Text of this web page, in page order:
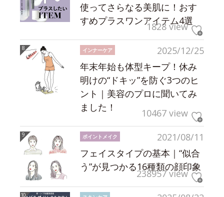
使ってさらなる美肌に！おす
すめプラスワンアイテム4選
1828 view
2025/12/25
インナーケア
年末年始も体型キープ！休み
明けの“ドキッ”を防ぐ3つのヒ
ント｜美容のプロに聞いてみ
ました！
10467 view
2021/08/11
ポイントメイク
フェイスタイプの基本｜“似合
う”が見つかる16種類の顔印象
238957 view